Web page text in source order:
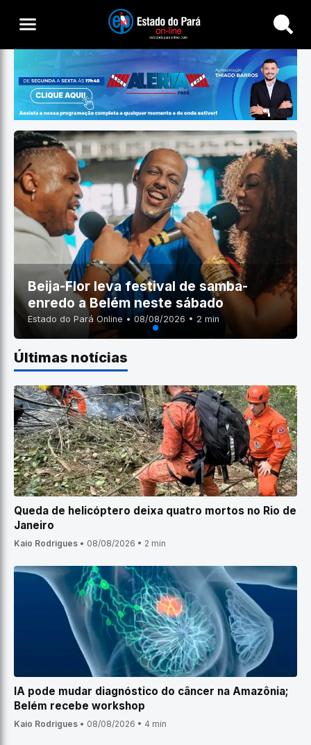
Buscar
Beija-Flor leva festival de samba-
enredo a Belém neste sábado
Estado do Pará Online • 08/08/2026 • 2 min
Últimas notícias
Queda de helicóptero deixa quatro mortos no Rio de
Janeiro
Kaio Rodrigues • 08/08/2026 • 2 min
IA pode mudar diagnóstico do câncer na Amazônia;
Belém recebe workshop
Kaio Rodrigues • 08/08/2026 • 4 min